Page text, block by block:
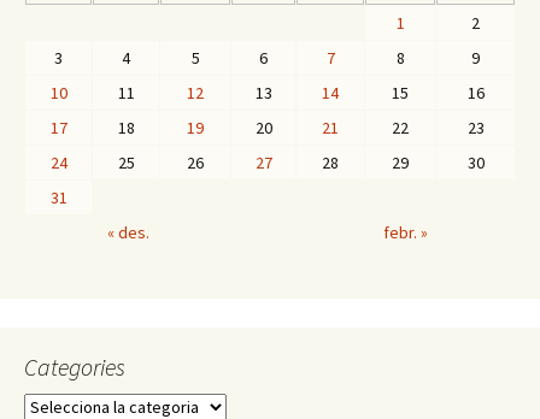
« des. febr. »
1
2
3
4 5 6 7 8
9
10
11 12 13 14 15
16
17
18 19 20 21 22
23
24
25 26 27 28 29
30
31
Categories
C